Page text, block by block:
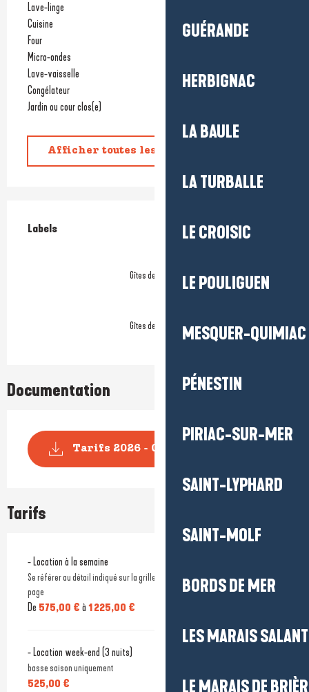
GUÉRANDE
HERBIGNAC
LA BAULE
LA TURBALLE
LE CROISIC
LE POULIGUEN
MESQUER-QUIMIAC
PÉNESTIN
PIRIAC-SUR-MER
SAINT-LYPHARD
SAINT-MOLF
BORDS DE MER
LES MARAIS
LE MARAIS DE
Lave-linge
Cuisine
Four
Micro-ondes
Lave-vaisselle
Congélateur
Jardin ou cour clos(e)
Afficher toutes les prestations
Offres de prestations
Labels
Labels
Gîtes de France
Gîtes de France
Documentation
Tarifs 2026 - Gîte Le Mouet
Tarifs
- Location à la semaine
Se référer au détail indiqué sur la grille tarifaire 2026 en pièce jointe bas de
page
De 575,00 € à 1 225,00 €
- Location week-end (3 nuits)
basse saison uniquement
525,00 €